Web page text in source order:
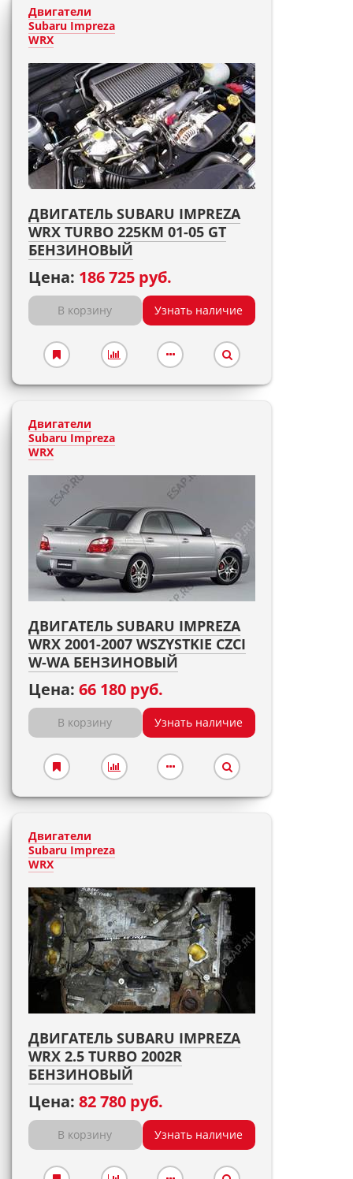
Двигатели
Subaru Impreza
WRX
ДВИГАТЕЛЬ SUBARU IMPREZA
WRX TURBO 225KM 01-05 GT
БЕНЗИНОВЫЙ
Цена: 186 725 руб.
В корзину Узнать наличие
Двигатели
Subaru Impreza
WRX
ДВИГАТЕЛЬ SUBARU IMPREZA
WRX 2001-2007 WSZYSTKIE CZCI
W-WA БЕНЗИНОВЫЙ
Цена: 66 180 руб.
В корзину Узнать наличие
Двигатели
Subaru Impreza
WRX
ДВИГАТЕЛЬ SUBARU IMPREZA
WRX 2.5 TURBO 2002R
БЕНЗИНОВЫЙ
Цена: 82 780 руб.
В корзину Узнать наличие